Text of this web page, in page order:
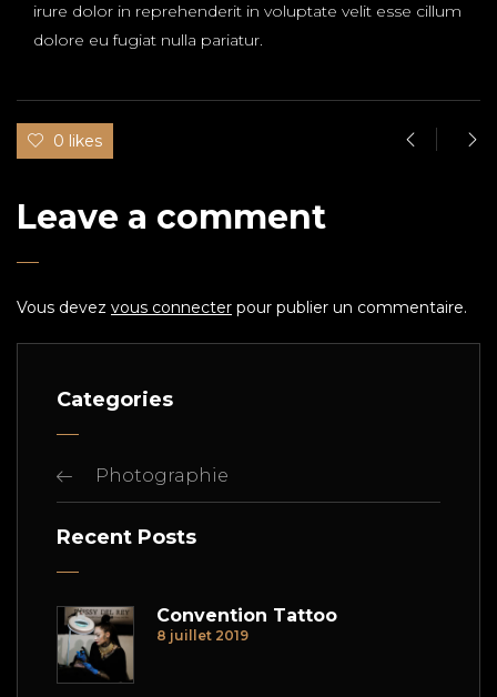
irure dolor in reprehenderit in voluptate velit esse cillum
dolore eu fugiat nulla pariatur.
0 likes
Leave a comment
Vous devez vous connecter pour publier un commentaire.
Categories
Photographie
Recent Posts
Convention Tattoo
8 juillet 2019